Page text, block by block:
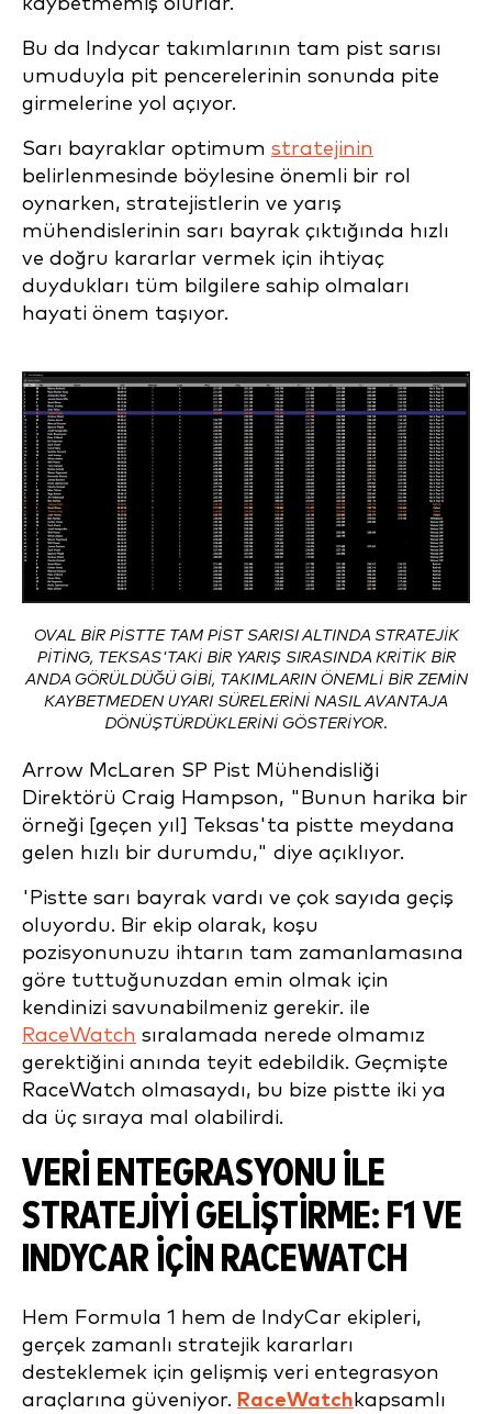
kaybetmemiş olurlar.
Bu da Indycar takımlarının tam pist sarısı
umuduyla pit pencerelerinin sonunda pite
girmelerine yol açıyor.
Sarı bayraklar optimum stratejinin
belirlenmesinde böylesine önemli bir rol
oynarken, stratejistlerin ve yarış
mühendislerinin sarı bayrak çıktığında hızlı
ve doğru kararlar vermek için ihtiyaç
duydukları tüm bilgilere sahip olmaları
hayati önem taşıyor.
OVAL BIR PISTTE TAM PIST SARISI ALTINDA STRATEJIK
PITING, TEKSAS'TAKI BIR YARIŞ SIRASINDA KRITIK BIR
ANDA GÖRÜLDÜĞÜ GIBI, TAKIMLARIN ÖNEMLI BIR ZEMIN
KAYBETMEDEN UYARI SÜRELERINI NASIL AVANTAJA
DÖNÜŞTÜRDÜKLERINI GÖSTERIYOR.
Arrow McLaren SP Pist Mühendisliği
Direktörü Craig Hampson, "Bunun harika bir
örneği [geçen yıl] Teksas'ta pistte meydana
gelen hızlı bir durumdu," diye açıklıyor.
'Pistte sarı bayrak vardı ve çok sayıda geçiş
oluyordu. Bir ekip olarak, koşu
pozisyonunuzu ihtarın tam zamanlamasına
göre tuttuğunuzdan emin olmak için
kendinizi savunabilmeniz gerekir. ile
RaceWatch sıralamada nerede olmamız
gerektiğini anında teyit edebildik. Geçmişte
RaceWatch olmasaydı, bu bize pistte iki ya
da üç sıraya mal olabilirdi.
VERI ENTEGRASYONU ILE
STRATEJIYI GELIŞTIRME: F1 VE
INDYCAR IÇIN RACEWATCH
Hem Formula 1 hem de IndyCar ekipleri,
gerçek zamanlı stratejik kararları
desteklemek için gelişmiş veri entegrasyon
araçlarına güveniyor. RaceWatch kapsamlı